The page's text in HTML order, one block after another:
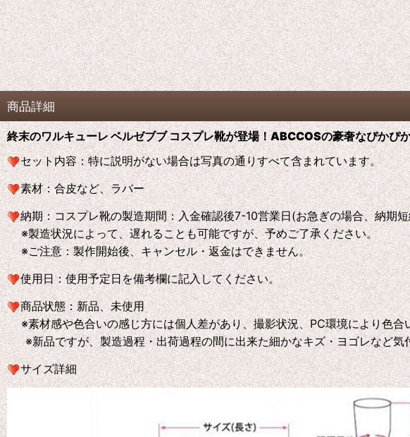
商品詳細
終末のワルキューレ ベルゼブブ コスプレ靴が登場！ABCCOSの豪奢なぴかぴ
セット内容：特に説明がない場合は写真の通りすべて含まれています。
素材：合皮など、ラバー
納期：コスプレ靴の製造期間：入金確認後7-10営業日(お急ぎの場合、納期
※製造状況によって、遅れることも可能ですが、予めご了承ください。
※ご注意：製作開始後、キャンセル・返金はできません。
使用日：使用予定日を備考欄に記入してください。
商品状態：新品、未使用
※素材感や色合いの感じ方には個人差があり、撮影状況、PC環境により色合
※新品ですが、製造過程・出荷過程の間に出来た細かなキズ・ヨゴレなど気
サイズ詳細